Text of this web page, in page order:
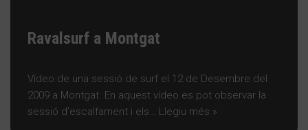
Ravalsurf a Montgat
Vídeo de una sessió de surf el 12 de Desembre del
2009 a Montgat. En aquest vídeo es pot observar la
sessió d’escalfament i els… Llegiu més »